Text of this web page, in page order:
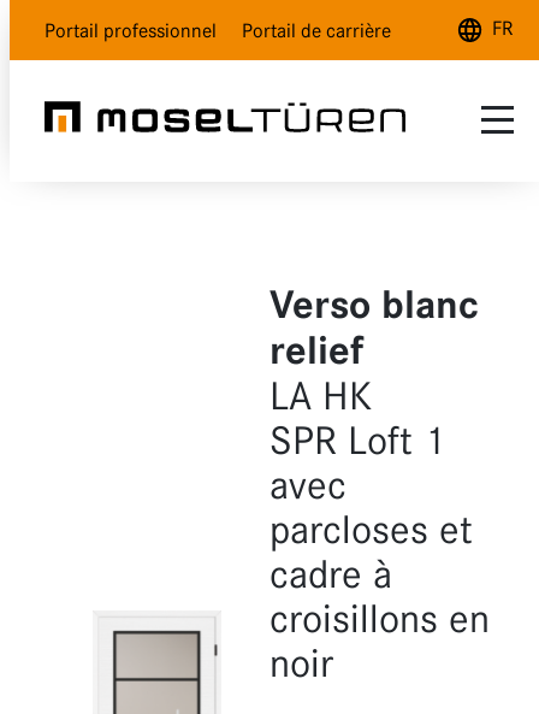
Portail professionnel Portail de carrière FR
Verso blanc
relief
LA HK
SPR Loft 1
avec
parcloses et
cadre à
croisillons en
noir